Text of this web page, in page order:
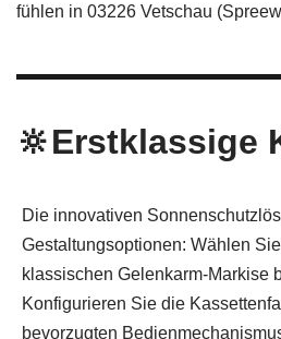
fühlen in 03226 Vetschau
🔆Erstklassige
Die innovativen
Gestaltungsoptionen: Wählen
klassischen Gelenkarm-Markise
Konfigurieren Sie die
bevorzugten